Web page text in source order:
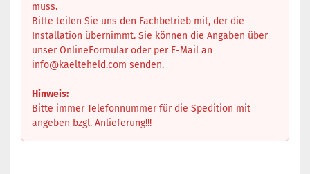
muss.
Bitte teilen Sie uns den Fachbetrieb mit, der die
Installation übernimmt. Sie können die Angaben über
unser OnlineFormular oder per E-Mail an
info@kaelteheld.com senden.
Hinweis:
Bitte immer Telefonnummer für die Spedition mit
angeben bzgl. Anlieferung!!!